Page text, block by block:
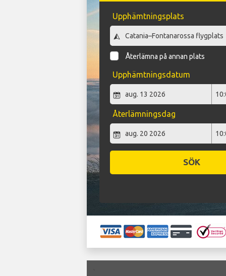
Upphämtningsplats
Återlämna på annan plats
Upphämtningsdatum
Återlämningsdag
SÖK